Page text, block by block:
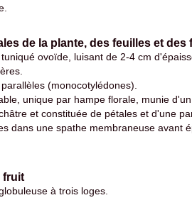
de la plante, des feuilles et des
ovoïde, luisant de 2-4 cm
(monocotylédones).
unique par hampe florale, munie
et constituée de pétales et d'une
dans une spathe membraneuse avant
fruit
à trois loges.